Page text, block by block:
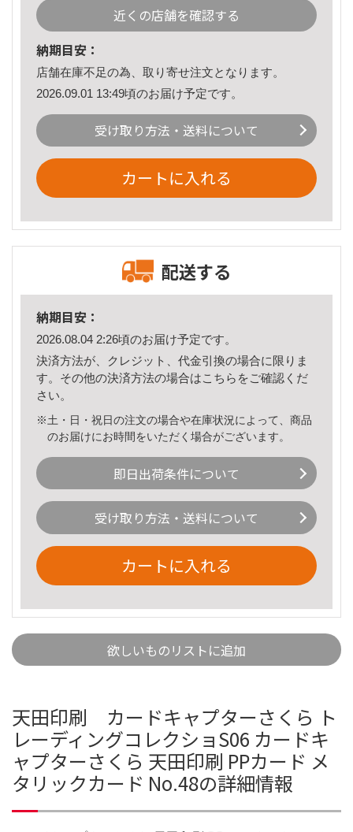
近くの店舗を確認する
納期目安：
店舗在庫不足の為、取り寄せ注文となります。
2026.09.01 13:49頃のお届け予定です。
受け取り方法・送料について
カートに入れる
配送する
納期目安：
2026.08.04 2:26頃のお届け予定です。
決済方法が、クレジット、代金引換の場合に限りま
す。その他の決済方法の場合はこちら をご確認くだ
さい。
※土・日・祝日の注文の場合や在庫状況によって、商品
のお届けにお時間をいただく場合がございます。
即日出荷条件について
受け取り方法・送料について
カートに入れる
欲しいものリストに追加
天田印刷 カードキャプターさくら ト
レーディングコレクショS06 カードキ
ャプターさくら 天田印刷 PPカード メ
タリックカード No.48の詳細情報